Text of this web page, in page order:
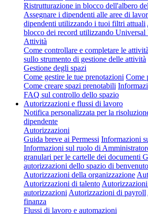
Ristrutturazione in blocco dell'albero
Assegnare i dipendenti alle aree di
dipendenti utilizzando i tuoi filtri attuali
blocco dei record utilizzando Universal
Attività
Come controllare e completare le
sullo strumento di gestione delle attività
Gestione degli spazi
Come gestire le tue prenotazioni Come
Come creare spazi prenotabili
FAQ sul controllo dello spazio
Autorizzazioni e flussi di lavoro
Notifica personalizzata per la
dipendente
Autorizzazioni
Guida breve ai Permessi Informazioni
Informazioni sul ruolo di
granulari per le cartelle dei documenti
autorizzazioni dello spazio di benvenuto
Autorizzazioni della organizzazione
Autorizzazioni di talento
autorizzazioni Autorizzazioni di payroll
finanza
Flussi di lavoro e automazioni